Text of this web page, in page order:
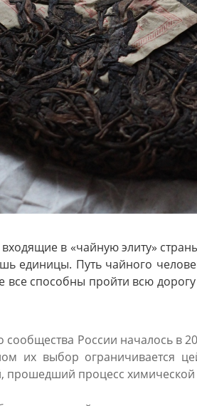
в «чайную элиту»
единицы. Путь чайного
способны пройти всю
России началось в
их выбор ограничивается
прошедший процесс